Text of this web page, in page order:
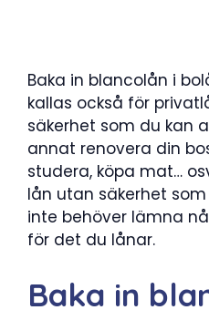
Baka in blancolån i
kallas också för
säkerhet som du kan
annat renovera din
studera, köpa mat…
lån utan säkerhet
inte behöver lämna
för det du lånar.
Baka in